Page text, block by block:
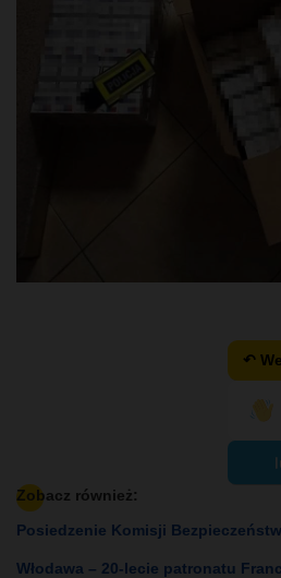
↶
Zobacz również:
Posiedzenie Komisji
Włodawa – 20-lecie patronatu